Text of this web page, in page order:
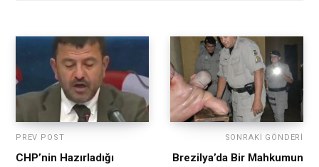
PREV POST
CHP’nin Hazırladığı
SONRAKI GÖNDERI
Brezilya’da Bir Mahkumun